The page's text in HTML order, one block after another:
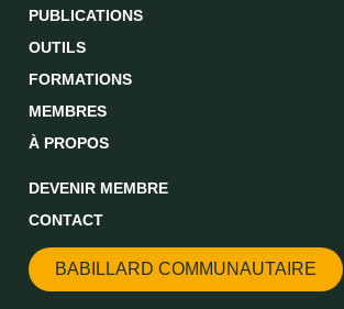
PUBLICATIONS
OUTILS
FORMATIONS
MEMBRES
À PROPOS
DEVENIR MEMBRE
CONTACT
BABILLARD COMMUNAUTAIRE